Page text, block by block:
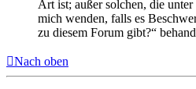
Art ist; außer solchen, die
mich wenden, falls es
zu diesem Forum gibt?“
Nach oben